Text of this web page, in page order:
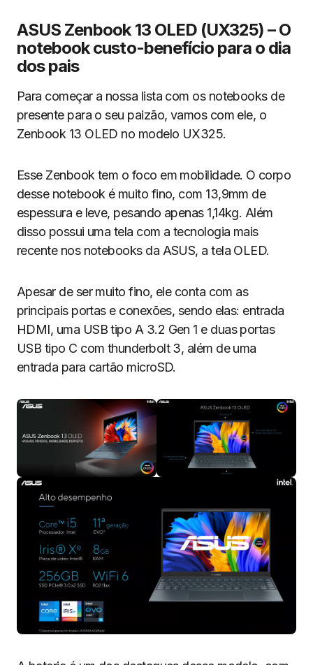
ASUS Zenbook 13 OLED (UX325) – O
notebook custo-benefício para o dia
dos pais
Para começar a nossa lista com os notebooks de
presente para o seu paizão, vamos com ele, o
Zenbook 13 OLED no modelo UX325.
Esse Zenbook tem o foco em mobilidade. O corpo
desse notebook é muito fino, com 13,9mm de
espessura e leve, pesando apenas 1,14kg. Além
disso possui uma tela com a tecnologia mais
recente nos notebooks da ASUS, a tela OLED.
Apesar de ser muito fino, ele conta com as
principais portas e conexões, sendo elas: entrada
HDMI, uma USB tipo A 3.2 Gen 1 e duas portas
USB tipo C com thunderbolt 3, além de uma
entrada para cartão microSD.